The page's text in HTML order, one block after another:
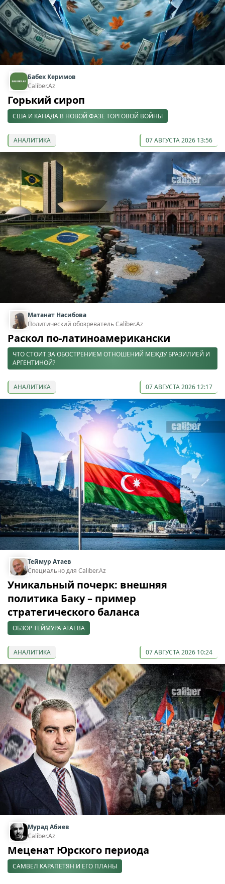
Бабек Керимов
Caliber.Az
Горький сироп
США И КАНАДА В НОВОЙ ФАЗЕ ТОРГОВОЙ ВОЙНЫ
АНАЛИТИКА 07 АВГУСТА 2026 13:56
Матанат Насибова
Политический обозреватель Caliber.Az
Раскол по-латиноамерикански
ЧТО СТОИТ ЗА ОБОСТРЕНИЕМ ОТНОШЕНИЙ МЕЖДУ БРАЗИЛИЕЙ И
АРГЕНТИНОЙ?
АНАЛИТИКА 07 АВГУСТА 2026 12:17
Теймур Атаев
Специально для Caliber.Az
Уникальный почерк: внешняя
политика Баку – пример
стратегического баланса
ОБЗОР ТЕЙМУРА АТАЕВА
АНАЛИТИКА 07 АВГУСТА 2026 10:24
Мурад Абиев
Caliber.Az
Меценат Юрского периода
САМВЕЛ КАРАПЕТЯН И ЕГО ПЛАНЫ